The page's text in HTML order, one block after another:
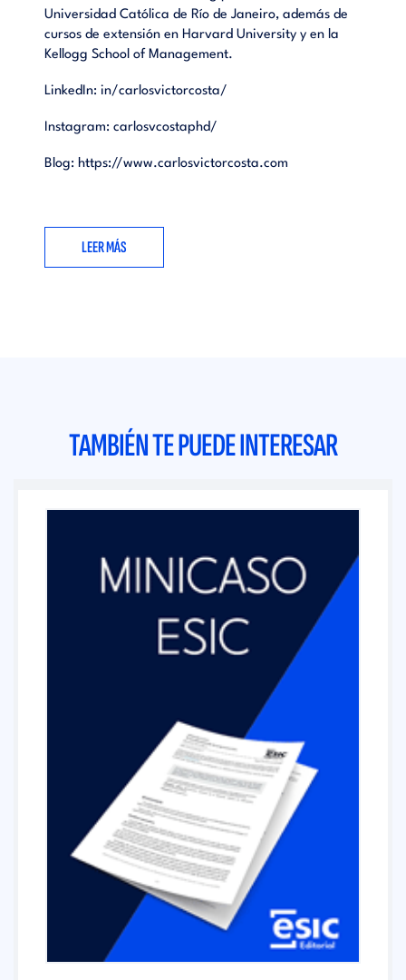
Universidad Católica de Río de Janeiro, además de
cursos de extensión en Harvard University y en la
Kellogg School of Management.
LinkedIn: in/carlosvictorcosta/
Instagram:carlosvcostaphd/
Blog: https://www.carlosvictorcosta.com
LEER MÁS
TAMBIÉN TE PUEDE INTERESAR